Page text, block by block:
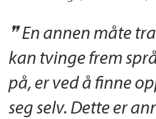
En annen måte
kan tvinge frem
på, er ved å finne
seg selv. Dette er